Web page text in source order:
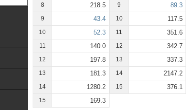
8 218.5
9 43.4
10 52.3
11 140.0
12 197.8
13 181.3
14 1280.2
15 169.3
9 89.3
10 117.5
11 351.6
12 342.7
13 337.3
14 2147.2
15 376.1